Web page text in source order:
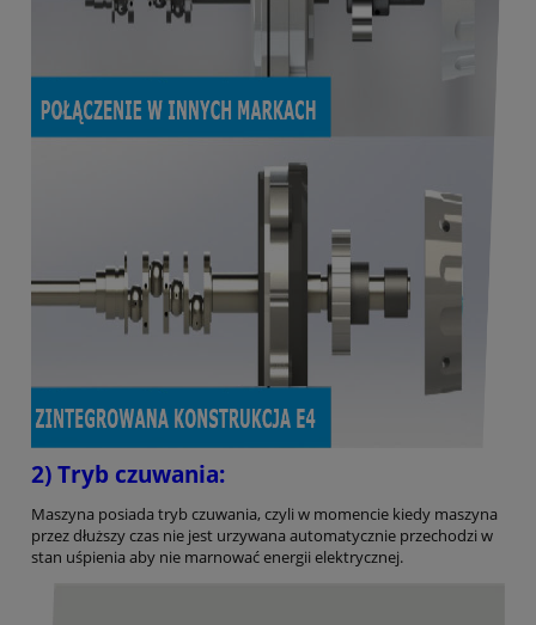
2) Tryb czuwania:
Maszyna posiada tryb czuwania, czyli w momencie kiedy maszyna
przez dłuższy czas nie jest urzywana automatycznie przechodzi w
stan uśpienia aby nie marnować energii elektrycznej.